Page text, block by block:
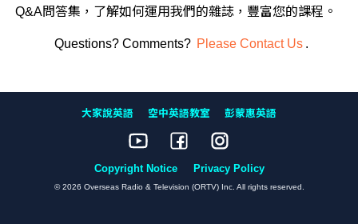
Q&A問答集，了解如何運用我們的雜誌，豐富您的課程。
Questions? Comments? Please Contact Us .
大家說英語 空中英語教室 彭蒙惠英語
Copyright Notice Privacy Policy
© 2026 Overseas Radio & Television (ORTV) Inc. All rights reserved.